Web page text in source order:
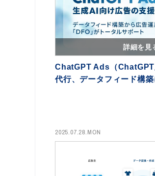
詳細を見
ChatGPT Ads（ChatGPT
代行、データフィード構築
2025.07.28.MON